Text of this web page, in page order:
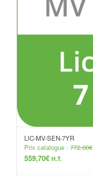
LIC-MV-SEN-7YR
Prix catalogue :772,00€
559,70€ H.T.